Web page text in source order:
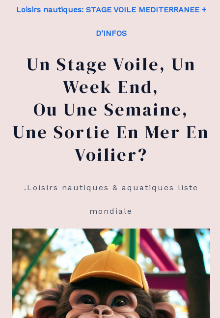
Loisirs nautiques: STAGE VOILE MEDITERRANEE +
D’INFOS
Un Stage Voile, Un
Week End,
Ou Une Semaine,
Une Sortie En Mer En
Voilier?
.Loisirs nautiques & aquatiques liste
mondiale